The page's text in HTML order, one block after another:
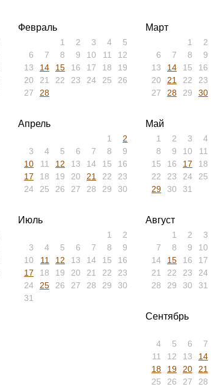
Февраль
1 2 3 4
5
6
7 8 9 10 11
12
13
14 15 16 17 18
19
20
21 22 23 24 25
26
27
28
Март
1 2
6
7 8 9
13
14 15 16
20
21 22 23
27
28 29 30
Апрель
1
2
3
4 5 6 7 8
9
10
11 12 13 14 15
16
17
18 19 20 21 22
23
24
25 26 27 28 29 30
Май
1 2 3 4
8
9 10 11
15
16 17 18
22
23 24 25
29
30 31
Июль
1
2
3
4 5 6 7 8
9
10
11 12 13 14 15
16
17
18 19 20 21 22
23
24
25 26 27 28 29
30
31
Август
1 2 3
7
8 9 10
14
15 16 17
21
22 23 24
28
29 30 31
Сентябрь
4
5 6 7
11
12 13 14
18
19 20 21
25
26 27 28